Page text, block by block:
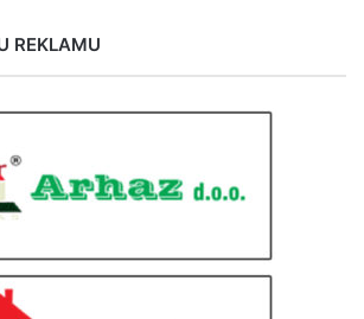
REKLAMU